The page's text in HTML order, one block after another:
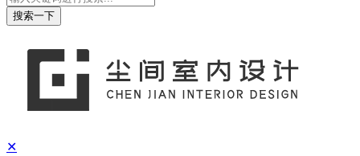
搜索一下
✕